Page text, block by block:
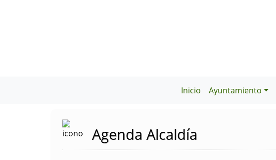
Inicio Ayuntamiento
Agenda Alcaldía